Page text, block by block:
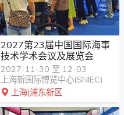
2027第23届中国国际海事
技术学术会议及展览会
2027-11-30 至 12-03
上海新国际博览中心(SNIEC)
上海|浦东新区